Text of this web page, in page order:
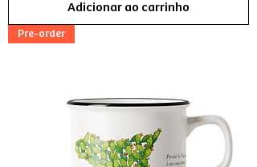
Adicionar ao carrinho
Pre-order